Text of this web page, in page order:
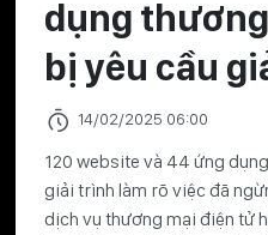
dụng
bị yêu cầu
14/02/2025 06:00
120 website và 44 ứng
giải trình làm rõ việc đã
dịch vụ thương mại điện tử